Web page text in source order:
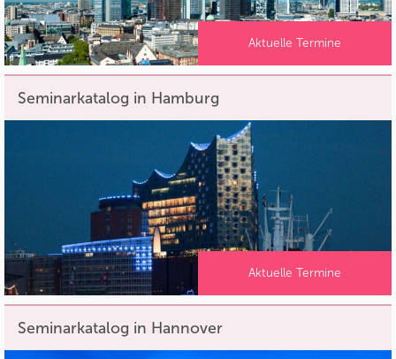
Aktuelle Termine
Seminarkatalog in Hamburg
Aktuelle Termine
Seminarkatalog in Hannover